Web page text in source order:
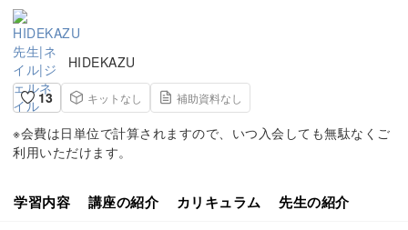
HIDEKAZU
13
キットなし 補助資料なし
※会費は日単位で計算されますので、いつ入会しても無駄なくご
利用いただけます。
学習内容 講座の紹介 カリキュラム 先生の紹介